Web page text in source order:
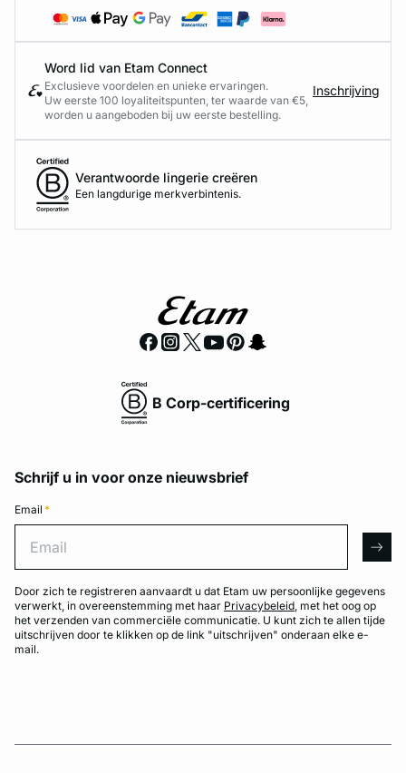
Word lid van Etam Connect
Exclusieve voordelen en unieke ervaringen.
Uw eerste 100 loyaliteitspunten, ter waarde van €5,
worden u aangeboden bij uw eerste bestelling.
Inschrijving
Verantwoorde lingerie creëren
Een langdurige merkverbintenis.
B Corp-certificering
Schrijf u in voor onze nieuwsbrief
Email *
Door zich te registreren aanvaardt u dat Etam uw persoonlijke gegevens
verwerkt, in overeenstemming met haar Privacybeleid, met het oog op
het verzenden van commerciële communicatie. U kunt zich te allen tijde
uitschrijven door te klikken op de link "uitschrijven" onderaan elke e-
mail.